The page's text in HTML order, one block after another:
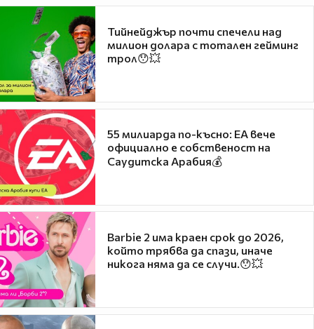
Тийнейджър почти спечели над
милион долара с тотален гейминг
трол😯💥
55 милиарда по-късно: EA вече
официално е собственост на
Саудитска Арабия💰
Barbie 2 има краен срок до 2026,
който трябва да спази, иначе
никога няма да се случи.😯💥